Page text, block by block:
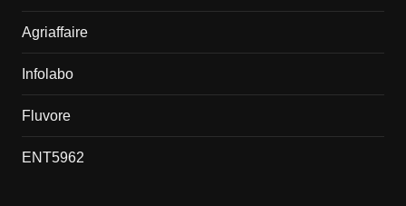
Agriaffaire
Infolabo
Fluvore
ENT5962